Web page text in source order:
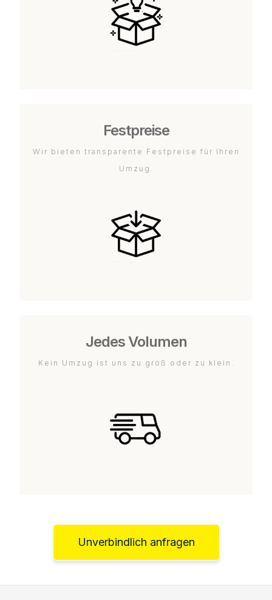
Festpreise
Wir bieten transparente Festpreise für Ihren
Umzug.
Jedes Volumen
Kein Umzug ist uns zu groß oder zu klein.
Unverbindlich anfragen